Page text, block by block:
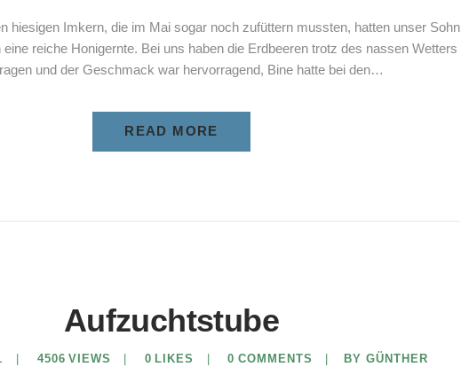
hiesigen Imkern, die im Mai sogar noch zufüttern mussten, hatten unser Sohn
reiche Honigernte. Bei uns haben die Erdbeeren trotz des nassen Wetters
und der Geschmack war hervorragend, Bine hatte bei den…
READ MORE
Aufzuchtstube
4506 VIEWS 0 LIKES 0 COMMENTS
BY GÜNTHER